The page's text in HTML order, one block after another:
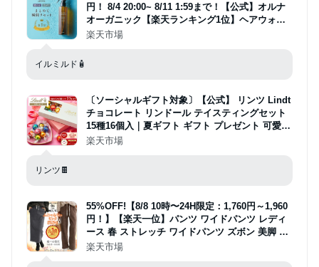
円！ 8/4 20:00~ 8/11 1:59まで！【公式】オルナ
オーガニック【楽天ランキング1位】ヘアウォー
ター ノンシリコン さらさら ヘアアイロン 対応
楽天市場
イルミルド🧴
〔ソーシャルギフト対象〕【公式】 リンツ Lindt
チョコレート リンドール テイスティングセット
15種16個入｜夏ギフト ギフト プレゼント 可愛い
お菓子 おしゃれ 個包装 少量 小分け お試し用 誕
楽天市場
リンツ🍫
55%OFF!【8/8 10時〜24H限定：1,760円～1,960
円！】【楽天一位】パンツ ワイドパンツ レディ
ース 春 ストレッチ ワイドパンツ ズボン 美脚 ゆ
ったり スウェット 通勤 部屋着 きれいめ 大きい
楽天市場